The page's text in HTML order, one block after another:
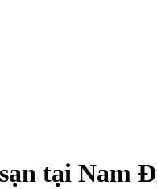
tại Nam